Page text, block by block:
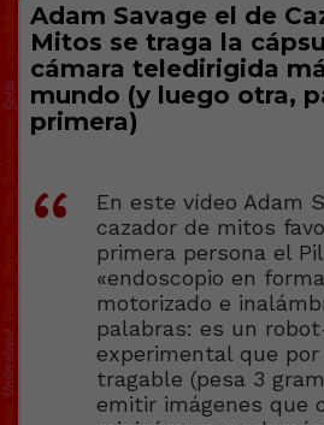
Adam Savage el de
Mitos se traga la
cámara teledirigida
mundo (y luego otra,
primera)
En este vídeo Adam
cazador de mitos
primera persona el
«endoscopio en
motorizado e
palabras: es un
experimental que
tragable (pesa 3
emitir imágenes que